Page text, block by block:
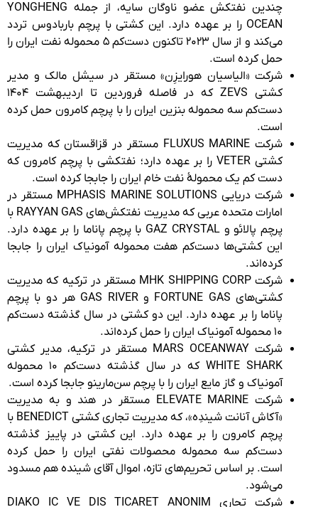
چندین نفتکش عضو ناوگان سایه، از جمله YONGHENG
OCEAN را بر عهده دارد. این کشتی با پرچم باربادوس تردد
می‌کند و از سال ۲۰۲۳ تاکنون دست‌کم ۵ محموله نفت ایران را
حمل کرده است.
شرکت «الیاسیان هورایزِن» مستقر در سیشل مالک و مدیر
کشتی ZEVS که در فاصله فروردین تا اردیبهشت ۱۴۰۴
دست‌کم سه محموله بنزین ایران را با پرچم کامرون حمل کرده
است.
شرکت FLUXUS MARINE مستقر در قزاقستان که مدیریت
کشتی VETER را بر عهده دارد؛ نفتکشی با پرچم کامرون که
دست کم یک محمولۀ نفت خام ایران را جابجا کرده است.
شرکت دریایی MPHASIS MARINE SOLUTIONS مستقر در
امارات متحده عربی که مدیریت نفتکش‌های RAYYAN GAS با
پرچم پالائو و GAZ CRYSTAL با پرچم پاناما را بر عهده دارد.
این کشتی‌ها دست‌کم هفت محموله آمونیاک ایران را جابجا
کرده‌اند.
شرکت MHK SHIPPING CORP مستقر در ترکیه که مدیریت
کشتی‌های FORTUNE GAS و GAS RIVER هر دو با پرچم
پاناما را بر عهده دارد. این دو کشتی در سال گذشته دست‌کم
۱۰ محموله آمونیاک ایران را حمل کرده‌اند.
شرکت MARS OCEANWAY مستقر در ترکیه،‌ مدیر کشتی
WHITE SHARK که در سال گذشته دست‌کم ۱۰ محموله
آمونیاک و گاز مایع ایران را با پرچم سن‌مارینو جابجا کرده است.
شرکت ELEVATE MARINE مستقر در هند و به مدیریت
«آکاش آنانت شیندِه»، که مدیریت تجاری کشتی BENEDICT با
پرچم کامرون را بر عهده دارد. این کشتی در پاییز گذشته
دست‌کم سه محموله محصولات نفتی ایران را حمل کرده
است. بر اساس تحریم‌های تازه، اموال آقای شینده هم مسدود
می‌شود.
شرکت تجاری DIAKO IC VE DIS TICARET ANONIM